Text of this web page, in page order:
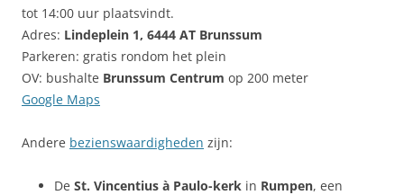
tot 14:00 uur plaatsvindt.
Adres: Lindeplein 1, 6444 AT Brunssum
Parkeren: gratis rondom het plein
OV: bushalte Brunssum Centrum op 200 meter
Google Maps
Andere bezienswaardigheden zijn:
De St. Vincentius à Paulo-kerk in Rumpen, een